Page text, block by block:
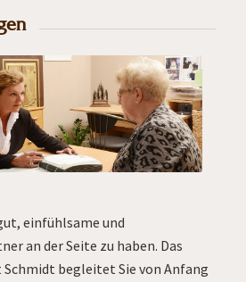
einfühlsame und
an der Seite zu haben. Das
begleitet Sie von Anfang